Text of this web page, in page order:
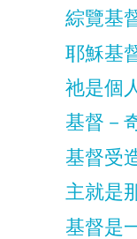
綜覽基
耶穌基
祂是個
基督－
基督受
主就是
基督是